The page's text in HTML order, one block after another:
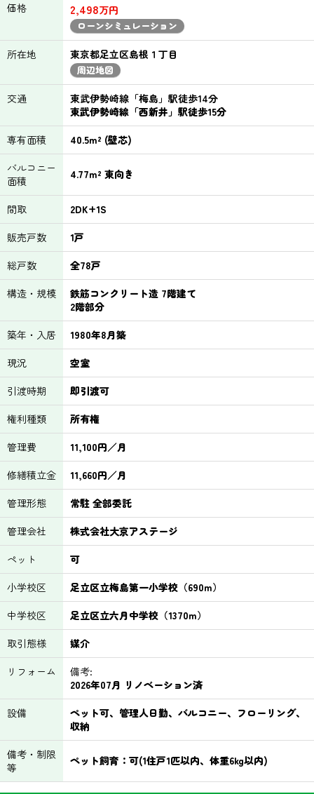
価格 2,498万円
ローンシミュレーション
所在地 東京都足立区島根１丁目
周辺地図
交通
東武伊勢崎線「梅島」駅徒歩14分
東武伊勢崎線「西新井」駅徒歩15分
専有面積
40.5m² (壁芯)
バルコニー
面積
4.77m² 東向き
間取
2DK+1S
販売戸数
1戸
総戸数
全78戸
構造・規模
鉄筋コンクリート造 7階建て
2階部分
築年・入居
1980年8月築
現況
空室
引渡時期
即引渡可
権利種類
所有権
管理費
11,100円／月
修繕積立金
11,660円／月
管理形態
常駐 全部委託
管理会社
株式会社大京アステージ
ペット
可
小学校区
足立区立梅島第一小学校（690m）
中学校区
足立区立六月中学校（1370m）
取引態様
媒介
リフォーム
備考:
2026年07月 リノベーション済
設備
ペット可、管理人日勤、バルコニー、フローリング、
収納
備考・制限
等
ペット飼育：可(1住戸1匹以内、体重6kg以内)